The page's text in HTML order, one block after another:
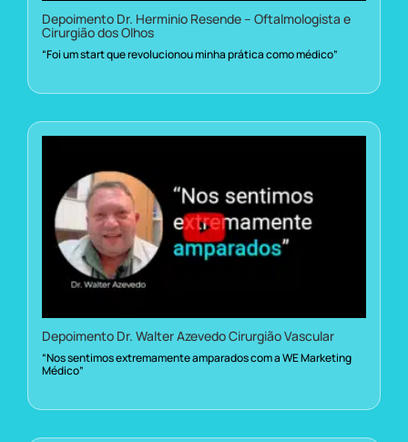
Depoimento Dr. Herminio Resende – Oftalmologista e
Cirurgião dos Olhos
“Foi um start que revolucionou minha prática como médico”
Depoimento Dr. Walter Azevedo Cirurgião Vascular
“Nos sentimos extremamente amparados com a WE Marketing
Médico”